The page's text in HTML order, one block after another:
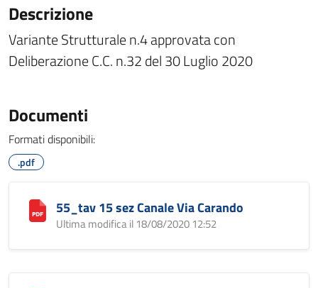
Descrizione
Variante Strutturale n.4 approvata con
Deliberazione C.C. n.32 del 30 Luglio 2020
Documenti
Formati disponibili:
.pdf
55_tav 15 sez Canale Via Carando
Ultima modifica il 18/08/2020 12:52